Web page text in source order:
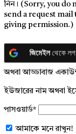
নিন। (Sorry, you do
send a request
giving permission.)
জিমেইলথেকে
অথবা আড্ডাবাজ
ইউজারের নাম অথবা
পাসওয়ার্ড*
আমাকে মনে রাখুন!